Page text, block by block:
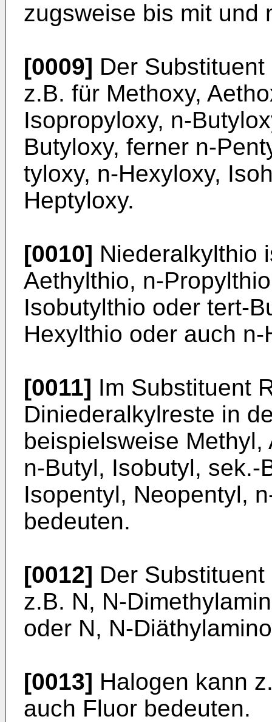
zugsweise bis mit und
[0009] Der
z.B. für Methoxy,
Isopropyloxy, n-
Butyloxy, ferner n-
tyloxy, n-Hexyloxy,
Heptyloxy.
[0010] Niederalkylthio
Aethylthio, n-
Isobutylthio oder tert-
Hexylthio oder auch
[0011] Im Substituent
Diniederalkylreste in
beispielsweise
n-Butyl, Isobutyl, sek.-
Isopentyl, Neopentyl,
be­deuten.
[0012] Der
z.B. N, N-
oder N, N-
[0013] Halogen kann
auch Fluor bedeuten.